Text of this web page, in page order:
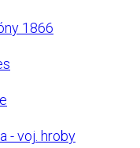
1866
- voj. hroby